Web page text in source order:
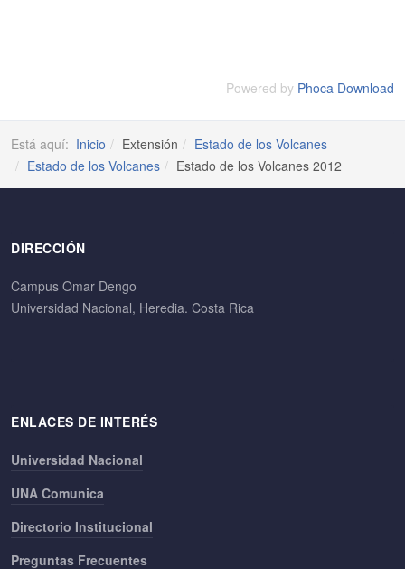
Powered by Phoca Download
Está aquí: Inicio Extensión
Estado de los Volcanes
Estado de los Volcanes
Estado de los Volcanes 2012
DIRECCIÓN
Campus Omar Dengo
Universidad Nacional, Heredia. Costa Rica
ENLACES DE INTERÉS
Universidad Nacional
UNA Comunica
Directorio Institucional
Preguntas Frecuentes